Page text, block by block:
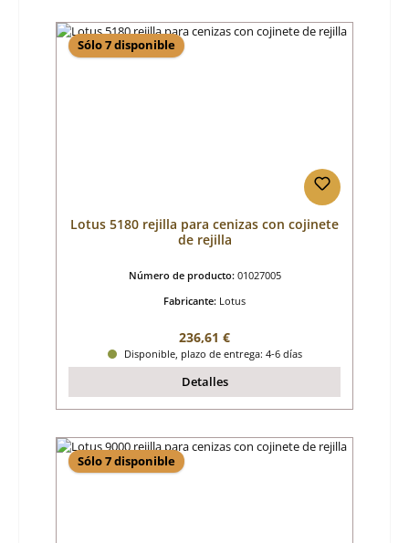
Sólo 7 disponible
Lotus 5180 rejilla para cenizas con cojinete
de rejilla
Número de producto: 01027005
Fabricante: Lotus
Precio normal:
236,61 €
Disponible, plazo de entrega: 4-6 días
Detalles
Sólo 7 disponible